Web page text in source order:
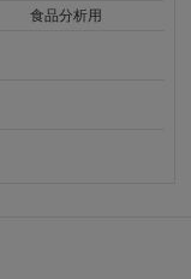
食品分析用